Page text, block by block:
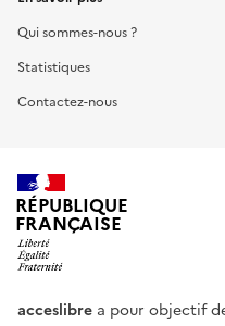
Qui sommes-nous ?
Statistiques
Contactez-nous
RÉPUBLIQUE
FRANÇAISE
acceslibre a pour objectif